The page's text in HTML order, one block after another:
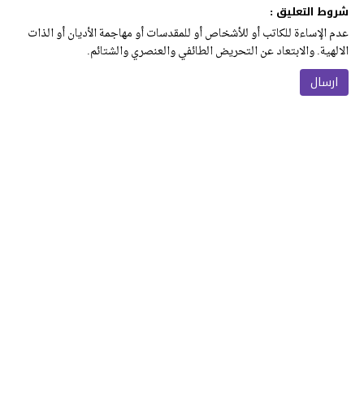
شروط التعليق :
عدم الإساءة للكاتب أو للأشخاص أو للمقدسات أو مهاجمة الأديان أو الذات
الالهية. والابتعاد عن التحريض الطائفي والعنصري والشتائم.